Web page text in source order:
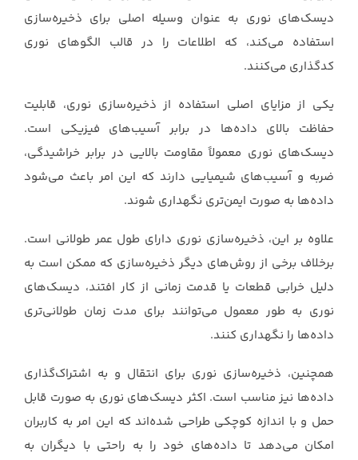
دیسک‌های نوری به ‏عنوان وسیله اصلی برای ذخیره‌سازی
استفاده می‌کند، که اطلاعات را در قالب الگوهای نوری
کدگذاری ‏می‌کنند.‏
یکی از مزایای اصلی استفاده از ذخیره‌سازی نوری، قابلیت
حفاظت بالای داده‌ها در برابر آسیب‌های فیزیکی ‏است.
دیسک‌های نوری معمولاً مقاومت بالایی در برابر خراشیدگی،
ضربه و آسیب‌های شیمیایی دارند که ‏این امر باعث می‌شود
داده‌ها به صورت ایمن‌تری نگهداری شوند.‏
علاوه بر این، ذخیره‌سازی نوری دارای طول عمر طولانی است.
برخلاف برخی از روش‌های دیگر ‏ذخیره‌سازی که ممکن است به
دلیل خرابی قطعات یا قدمت زمانی از کار افتند، دیسک‌های
نوری به طور ‏معمول می‌توانند برای مدت زمان طولانی‌تری
داده‌ها را نگهداری کنند.‏
همچنین، ذخیره‌سازی نوری برای انتقال و به اشتراک‌گذاری
داده‌ها نیز مناسب است. اکثر دیسک‌های ‏نوری به صورت قابل
حمل و با اندازه کوچکی طراحی شده‌اند که این امر به کاربران
امکان می‌دهد تا ‏داده‌های خود را به راحتی با دیگران به